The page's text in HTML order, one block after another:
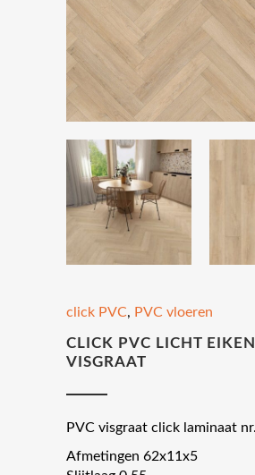
click PVC, PVC vloeren
CLICK PVC LICHT EIKEN
VISGRAAT
PVC visgraat click laminaat
Afmetingen 62x11x5